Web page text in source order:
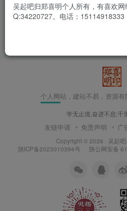
个人网站，建站不易，资源有
学无止境,奋进不息;千
友链申请 免责声明 广
Copyright © 2026 · 吴起
陕ICP备2023010394号
陕公网安备
吴起吧归郑喜明个人所有，有喜欢
Q:34220727。电话：15114918333